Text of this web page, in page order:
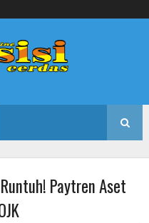
Paytren Aset